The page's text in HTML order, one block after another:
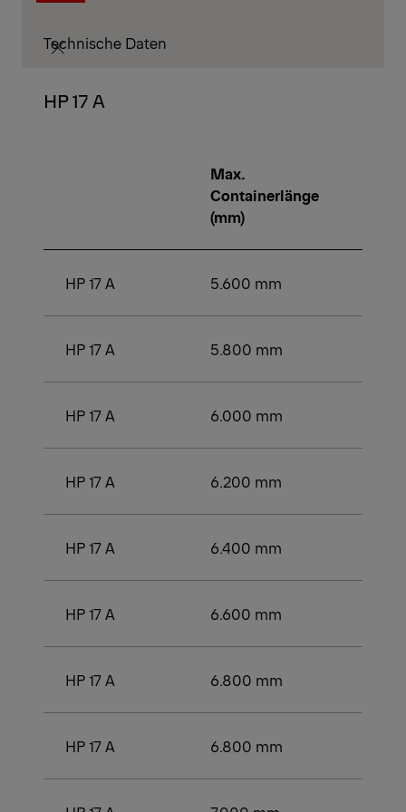
Technische Daten
HP 17 A
Max.
Containerlänge
(mm)
HP 17 A 5.600 mm
HP 17 A 5.800 mm
HP 17 A 6.000 mm
HP 17 A 6.200 mm
HP 17 A 6.400 mm
HP 17 A 6.600 mm
HP 17 A 6.800 mm
HP 17 A 6.800 mm